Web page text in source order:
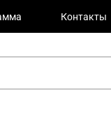
Контакты